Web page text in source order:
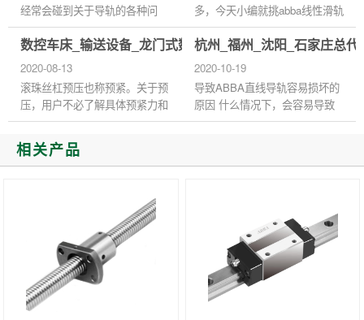
经常会碰到关于导轨的各种问
题，导致出现了问题，我们该如
何是好，学会简单的排除导轨故
障问题，那么接下来的事我们就
多，今天小编就挑abba线性滑轨
给大家介绍一下！ 线性滑轨也
可称直线导轨，在大陆大多人喜
欢说直线导轨这个称呼！abba主
数控车床_输送设备_龙门式数控钻床台湾ABBA丝杆螺母
2020-08-13
滚珠丝杠预压也称预紧。关于预
压，用户不必了解具体预紧力和
预紧方式，只需按照厂家样本选
择预压等级即可。等越高螺母与
螺杆配合越紧，等级越低越...
杭州_福州_沈阳_石家庄总
2020-10-19
导致ABBA直线导轨容易损坏的
原因 什么情况下，会容易导致
ABBA直线导轨损坏呢？下面，
相关产品